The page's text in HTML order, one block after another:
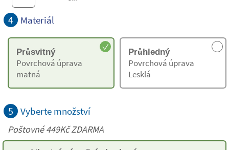
4 Materiál
Průsvitný
Povrchová úprava
matná
Průhledný
Povrchová úprava
Lesklá
5 Vyberte množství
Poštovné 449Kč ZDARMA